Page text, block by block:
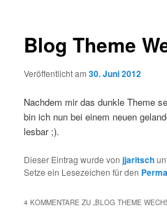
Blog Theme
Veröffentlicht am30. Juni 2012
Nachdem mir das dunkle Theme
bin ich nun bei einem neuen
lesbar ;).
Dieser Eintrag wurde vonjjaritsch
Setze ein Lesezeichen für den
4 KOMMENTARE ZU „BLOG THEME